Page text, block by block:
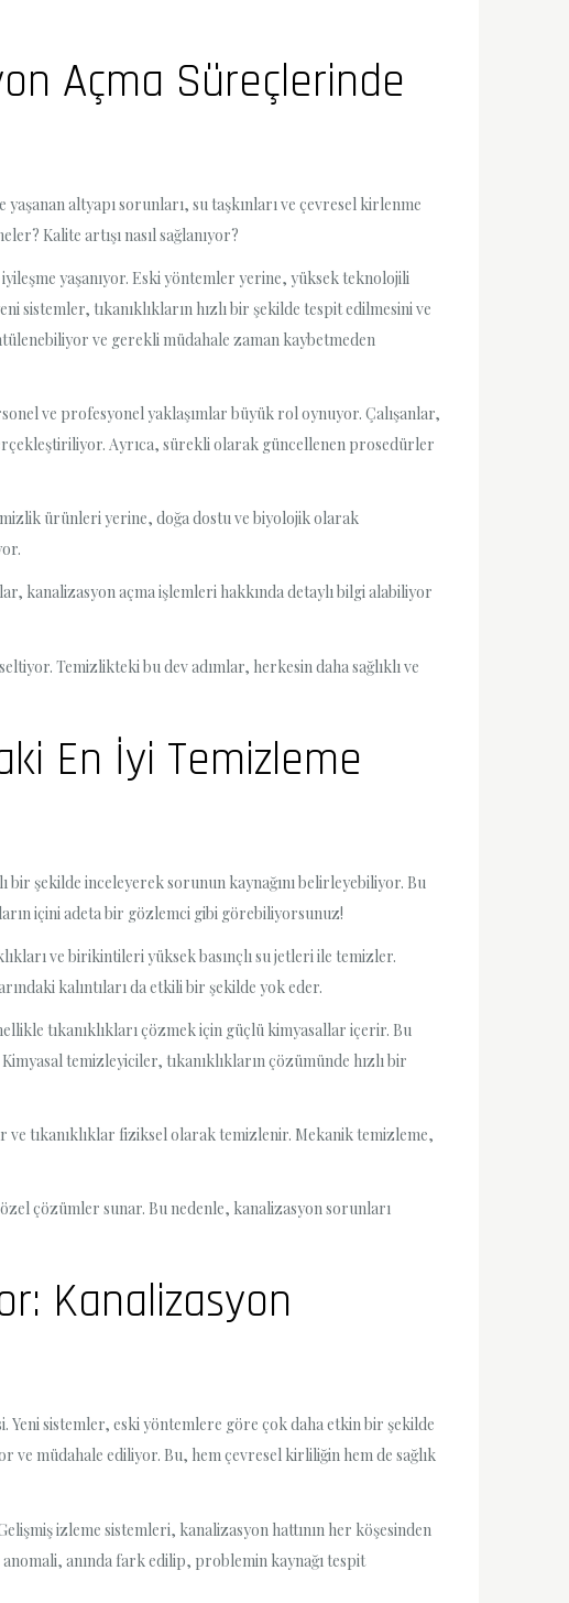
Açma Süreçlerinde
altyapı sorunları, su taşkınları ve çevresel kirlenme
Kalite artışı nasıl sağlanıyor?
yaşanıyor. Eski yöntemler yerine, yüksek teknolojili
sistemler, tıkanıklıkların hızlı bir şekilde tespit edilmesini ve
ve gerekli müdahale zaman kaybetmeden
ve profesyonel yaklaşımlar büyük rol oynuyor. Çalışanlar,
Ayrıca, sürekli olarak güncellenen prosedürler
ürünleri yerine, doğa dostu ve biyolojik olarak
kanalizasyon açma işlemleri hakkında detaylı bilgi alabiliyor
Temizlikteki bu dev adımlar, herkesin daha sağlıklı ve
En İyi Temizleme
şekilde inceleyerek sorunun kaynağını belirleyebiliyor. Bu
içini adeta bir gözlemci gibi görebiliyorsunuz!
ve birikintileri yüksek basınçlı su jetleri ile temizler.
kalıntıları da etkili bir şekilde yok eder.
tıkanıklıkları çözmek için güçlü kimyasallar içerir. Bu
temizleyiciler, tıkanıklıkların çözümünde hızlı bir
tıkanıklıklar fiziksel olarak temizlenir. Mekanik temizleme,
çözümler sunar. Bu nedenle, kanalizasyon sorunları
Kanalizasyon
Yeni sistemler, eski yöntemlere göre çok daha etkin bir şekilde
ve müdahale ediliyor. Bu, hem çevresel kirliliğin hem de sağlık
izleme sistemleri, kanalizasyon hattının her köşesinden
anında fark edilip, problemin kaynağı tespit